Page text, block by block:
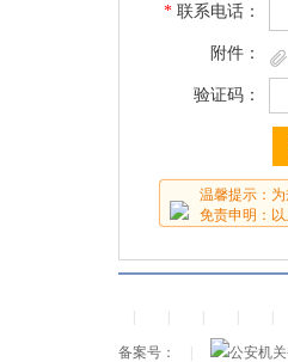
* 联系电话：
附件：
验证码：
温馨提示：为
免责申明：以
备案号： 公安机关